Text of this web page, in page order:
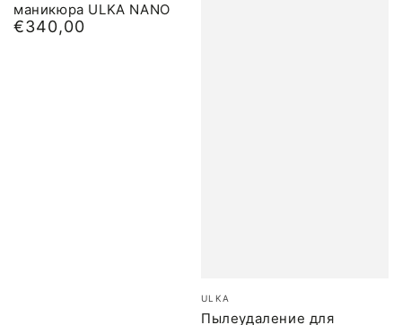
маникюра ULKA NANO
Обычная
€340,00
Бренд:
ULKA
Пылеудаление для